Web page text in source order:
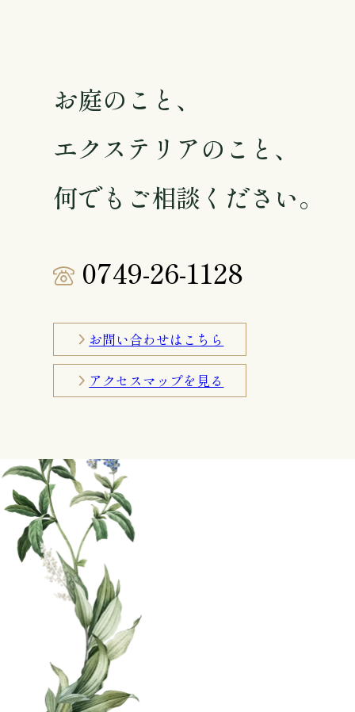
お庭のこと、
エクステリアのこと、
何でもご相談ください。
0749-26-1128
お問い合わせはこちら
アクセスマップを見る